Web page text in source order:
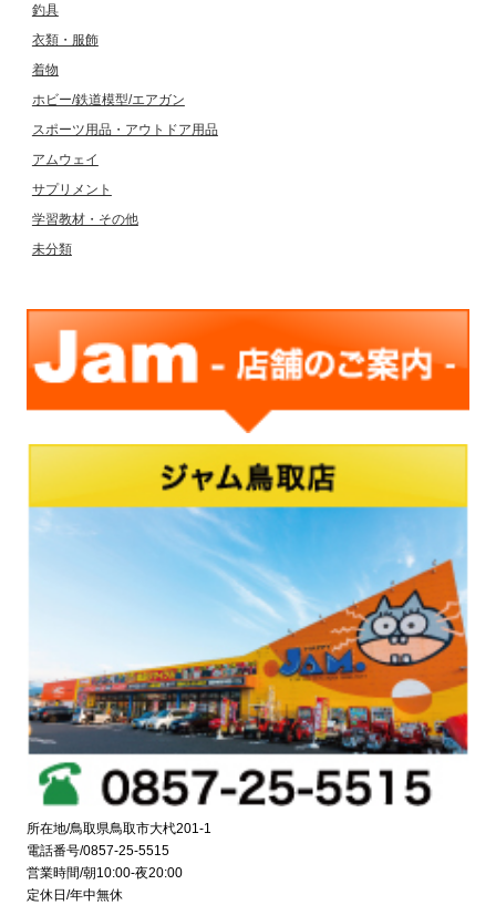
釣具
衣類・服飾
着物
ホビー/鉄道模型/エアガン
スポーツ用品・アウトドア用品
アムウェイ
サプリメント
学習教材・その他
未分類
所在地/鳥取県鳥取市大杙201-1
電話番号/0857-25-5515
営業時間/朝10:00-夜20:00
定休日/年中無休